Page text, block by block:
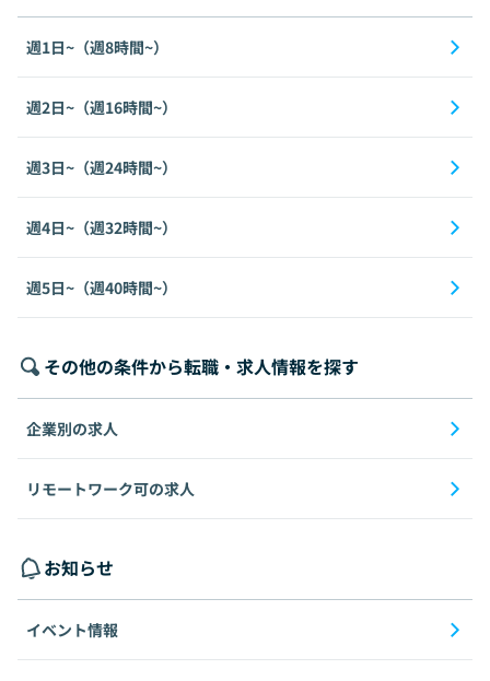
週1日~（週8時間~）
週2日~（週16時間~）
週3日~（週24時間~）
週4日~（週32時間~）
週5日~（週40時間~）
その他の条件から転職・求人情報を探す
企業別の求人
リモートワーク可の求人
お知らせ
イベント情報